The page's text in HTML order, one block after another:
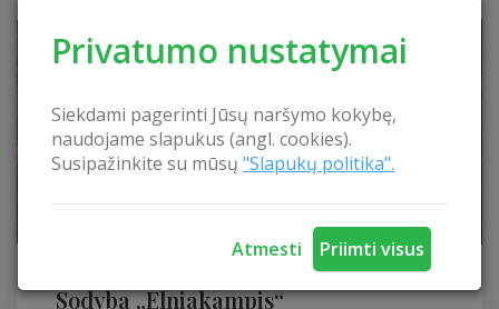
Privatumo nustatymai
Siekdami pagerinti Jūsų naršymo kokybę,
naudojame slapukus (angl. cookies).
Susipažinkite su mūsų "Slapukų politika".
Atmesti Priimti visus
Sodyba „Elniakampis“